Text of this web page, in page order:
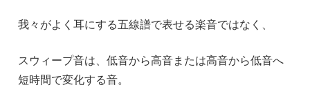
我々がよく耳にする五線譜で表せる楽音ではなく、
スウィープ音は、低音から高音または高音から低音へ
短時間で変化する音。